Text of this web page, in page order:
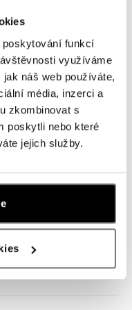
poskytování funkcí
využíváme
náš web používáte,
média, inzerci a
zkombinovat s
poskytli nebo které
jejich služby.